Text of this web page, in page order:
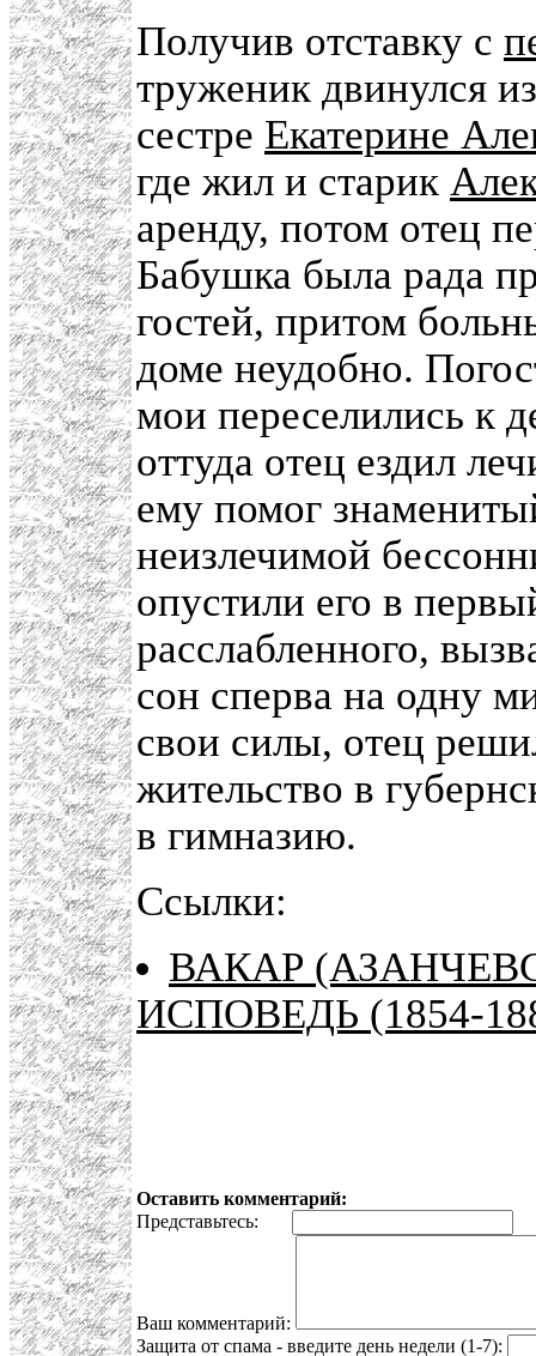
Получив отставку с
труженик двинулся
сестре Екатерине
где жил и старик
аренду, потом отец
Бабушка была рада
гостей, притом
доме неудобно.
мои переселились к
оттуда отец ездил
ему помог
неизлечимой
опустили его в
расслабленного,
сон сперва на одну
свои силы, отец
жительство в
в гимназию.
Ссылки:
ВАКАР
ИСПОВЕДЬ (1854-
Оставить комментарий:
Представьтесь:
Ваш комментарий:
Защита от спама - введите день недели (1-7):